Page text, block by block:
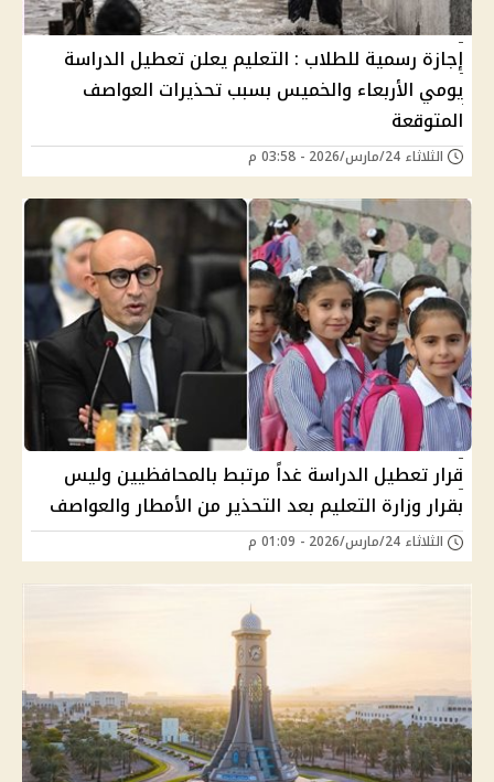
إجازة رسمية للطلاب : التعليم يعلن تعطيل الدراسة
يومي الأربعاء والخميس بسبب تحذيرات العواصف
المتوقعة
الثلاثاء 24/مارس/2026 - 03:58 م
قرار تعطيل الدراسة غداً مرتبط بالمحافظيين وليس
بقرار وزارة التعليم بعد التحذير من الأمطار والعواصف
الثلاثاء 24/مارس/2026 - 01:09 م